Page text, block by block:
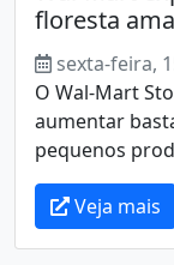
floresta
sexta-feira,
O Wal-Mart
aumentar
pequenos
Veja mais